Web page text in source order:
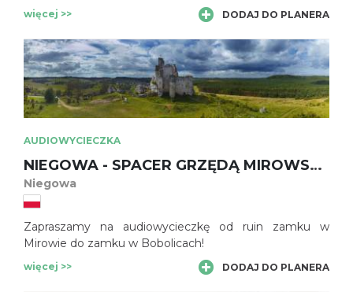
więcej >> DODAJ DO PLANERA
AUDIOWYCIECZKA
NIEGOWA - SPACER GRZĘDĄ MIROWSKĄ Z ZAMKU W MIROWIE DO ZAMKU BOBOLICE
Niegowa
Zapraszamy na audiowycieczkę od ruin zamku w
Mirowie do zamku w Bobolicach!
więcej >> DODAJ DO PLANERA